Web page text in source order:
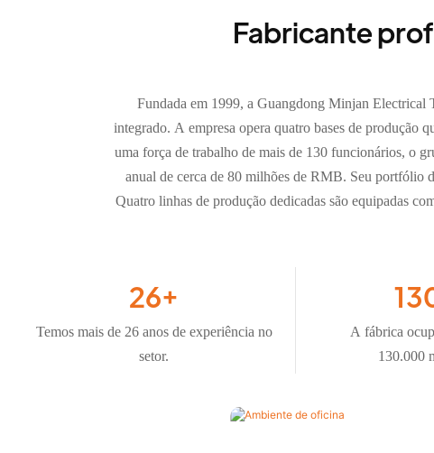
Fabricante
Fundada em 1999, a Guangdong Minjan Electrical
integrado. A empresa opera quatro bases de produção
uma força de trabalho de mais de 130 funcionários, o
anual de cerca de 80 milhões de RMB. Seu portfólio
Quatro linhas de produção dedicadas são equipadas
26+
Temos mais de 26 anos de experiência no
setor.
A fábrica
130.000